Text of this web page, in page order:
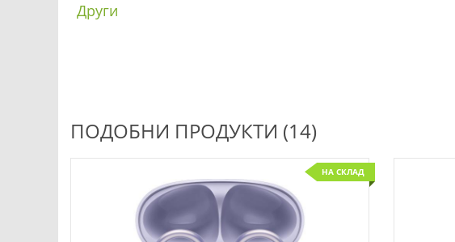
Други
ПОДОБНИ ПРОДУКТИ (14)
НА СКЛАД